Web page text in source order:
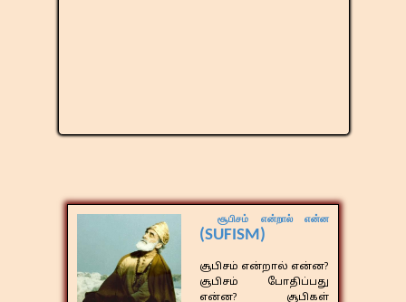
சூபிசம் என்றால் என்ன
(SUFISM)
சூபிசம் என்றால் என்ன?
சூபிசம் போதிப்பது
என்ன? சூபிகள்